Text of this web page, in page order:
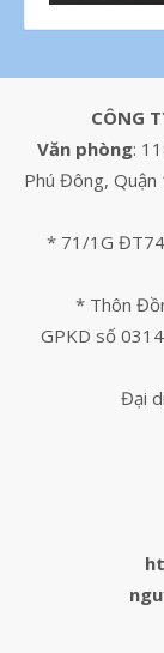
CÔNG
Văn phòng:
Phú Đông, Quận
* 71/1G
* Thôn
GPKD số
Đại